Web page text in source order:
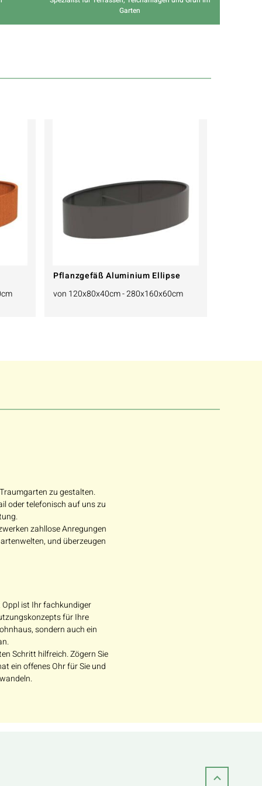
Garten
Pflanzgefäß Aluminium Ellipse
von 120x80x40cm - 280x160x60cm
zu gestalten.
oder telefonisch auf uns zu
zahllose Anregungen
und überzeugen
ist Ihr fachkundiger
für Ihre
sondern auch ein
Schritt hilfreich. Zögern Sie
ein offenes Ohr für Sie und